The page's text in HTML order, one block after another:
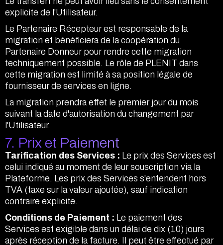
explicite de l'Utilisateur.
Le Partenaire Récepteur est responsable de la
migration et bénéficiera de la coopération du
Partenaire Donneur pour rendre cette migration
techniquement possible. Le rôle de PLENIT dans
cette migration est limité à sa position légale de
fournisseur de services en ligne.
La migration prendra effet le premier jour du mois
suivant la date d'autorisation du changement par
l'Utilisateur.
7. Prix et Paiement
Tarification des Services : Le prix des Services est
celui indiqué au moment de leur souscription via la
Plateforme. Les prix des Services s'entendent hors
TVA (taxe sur la valeur ajoutée), sauf indication
contraire explicite.
Conditions de Paiement : Le paiement des
Services est exigible dans un délai de dix (10) jours
après réception de la facture. Il peut être effectué par